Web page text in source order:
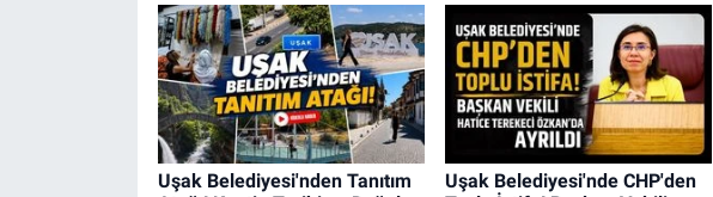
Uşak Belediyesi'nden Tanıtım
Uşak Belediyesi'nde CHP'den